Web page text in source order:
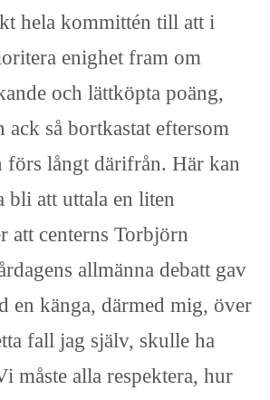
hela kommittén till att i
enighet fram om
och lättköpta poäng,
så bortkastat eftersom
förs långt därifrån. Här kan
bli att uttala en liten
att centerns Torbjörn
allmänna debatt gav
en känga, därmed mig, över
fall jag själv, skulle ha
måste alla respektera, hur